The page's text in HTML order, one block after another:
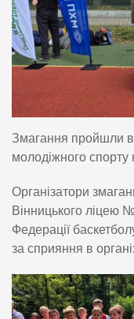
Змагання пройшли
молодіжного спорту
Організатори
Вінницького ліцею
Федерації
за сприяння в